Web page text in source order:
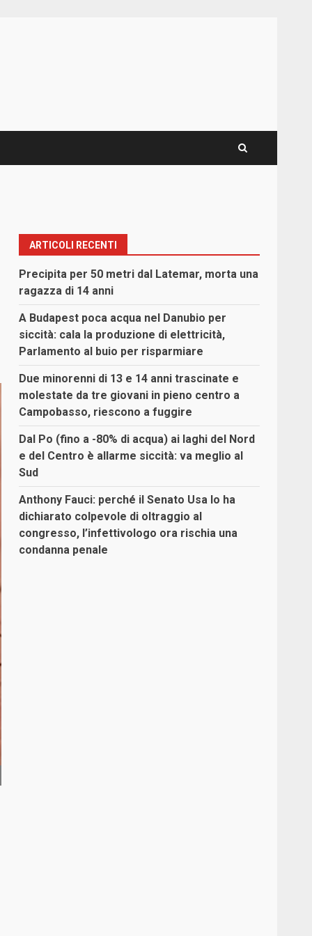
ARTICOLI RECENTI
Precipita per 50 metri dal Latemar, morta una
ragazza di 14 anni
A Budapest poca acqua nel Danubio per
siccità: cala la produzione di elettricità,
Parlamento al buio per risparmiare
Due minorenni di 13 e 14 anni trascinate e
molestate da tre giovani in pieno centro a
Campobasso, riescono a fuggire
Dal Po (fino a -80% di acqua) ai laghi del Nord
e del Centro è allarme siccità: va meglio al
Sud
Anthony Fauci: perché il Senato Usa lo ha
dichiarato colpevole di oltraggio al
congresso, l’infettivologo ora rischia una
condanna penale